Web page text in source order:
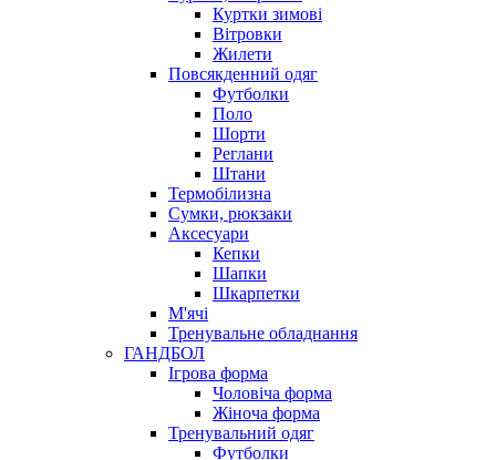
Куртки зимові
Вітровки
Жилети
Повсякденний одяг
Футболки
Поло
Шорти
Реглани
Штани
Термобілизна
Сумки, рюкзаки
Аксесуари
Кепки
Шапки
Шкарпетки
М'ячі
Тренувальне обладнання
ГАНДБОЛ
Ігрова форма
Чоловіча форма
Жіноча форма
Тренувальний одяг
Футболки